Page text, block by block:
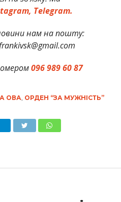
Telegram.
нам на пошту:
096 989 60 87
ОВА ОРДЕН “ЗА МУЖНІСТЬ”